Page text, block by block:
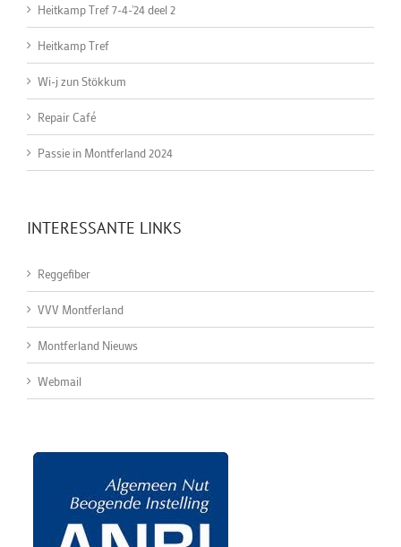
Heitkamp Tref 7-4-'24 deel 2
Heitkamp Tref
Wi-j zun Stökkum
Repair Café
Passie in Montferland 2024
INTERESSANTE LINKS
Reggefiber
VVV Montferland
Montferland Nieuws
Webmail